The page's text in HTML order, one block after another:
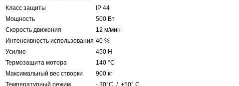
Класс защиты
IP 44
Мощность
500 Вт
Скорость движения
12 м/мин
Интенсивность использования 40 %
Усилие
450 Н
Термозащита мотора
140 °С
Максимальный вес створки
900 кг